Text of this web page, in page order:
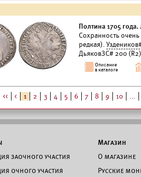
Полтина 1705 года.
Сохранность
редкая).
ДьяковЗС# 200
<< < 1 2 3 4 5 6 7 8 9 10 ...
заочного участия
очного участия
Магазин
О магазине
Русские